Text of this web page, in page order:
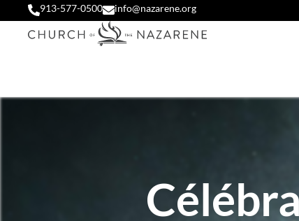
913-577-0500 info@nazarene.org